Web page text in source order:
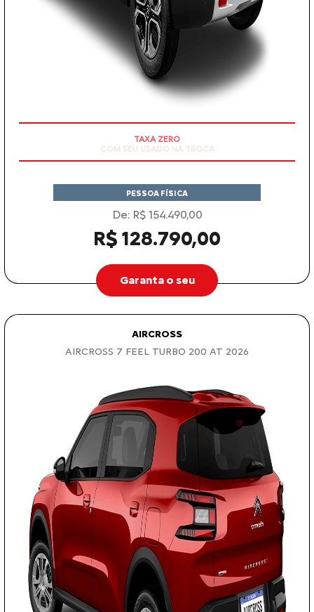
PESSOA FÍSICA
De: R$ 154.490,00
R$ 128.790,00
Garanta o seu
AIRCROSS
AIRCROSS 7 FEEL TURBO 200 AT 2026